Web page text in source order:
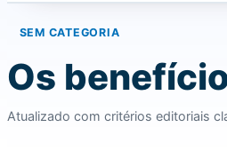
SEM CATEGORIA
Os
Atualizado com critérios editoriais